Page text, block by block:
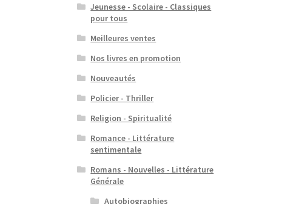
Jeunesse - Scolaire - Classiques
pour tous
Meilleures ventes
Nos livres en promotion
Nouveautés
Policier - Thriller
Religion - Spiritualité
Romance - Littérature
sentimentale
Romans - Nouvelles - Littérature
Générale
Autobiographies